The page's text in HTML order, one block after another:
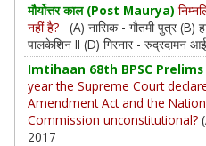
मौर्योत्तर काल (Post Maurya)
नहीं है? (A) नासिक - गौतमी पुत्र (B)
पालकेशिन II (D) गिरनार - रुद्रदामन आई
Imtihaan 68th BPSC
year the Supreme Court
Amendment Act and the
Commission unconstitutional?
2017